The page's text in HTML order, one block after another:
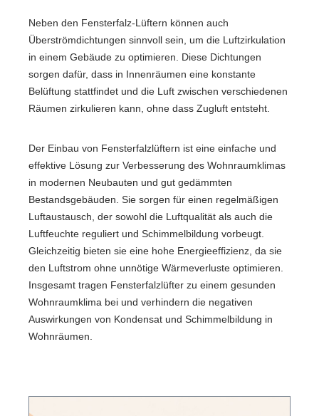
Neben den Fensterfalz-Lüftern können auch
Überströmdichtungen sinnvoll sein, um die Luftzirkulation
in einem Gebäude zu optimieren. Diese Dichtungen
sorgen dafür, dass in Innenräumen eine konstante
Belüftung stattfindet und die Luft zwischen verschiedenen
Räumen zirkulieren kann, ohne dass Zugluft entsteht.
Der Einbau von Fensterfalzlüftern ist eine einfache und
effektive Lösung zur Verbesserung des Wohnraumklimas
in modernen Neubauten und gut gedämmten
Bestandsgebäuden. Sie sorgen für einen regelmäßigen
Luftaustausch, der sowohl die Luftqualität als auch die
Luftfeuchte reguliert und Schimmelbildung vorbeugt.
Gleichzeitig bieten sie eine hohe Energieeffizienz, da sie
den Luftstrom ohne unnötige Wärmeverluste optimieren.
Insgesamt tragen Fensterfalzlüfter zu einem gesunden
Wohnraumklima bei und verhindern die negativen
Auswirkungen von Kondensat und Schimmelbildung in
Wohnräumen.